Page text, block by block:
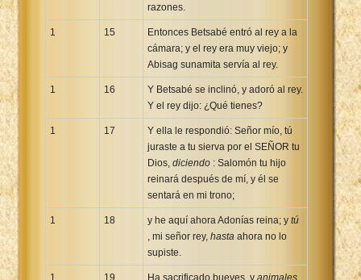
razones.
1 15
Entonces Betsabé entró al rey a la
cámara; y el rey era muy viejo; y
Abisag sunamita servía al rey.
1 16
Y Betsabé se inclinó, y adoró al rey.
Y el rey dijo: ¿Qué tienes?
1 17
Y ella le respondió: Señor mío, tú
juraste a tu sierva por el SEÑOR tu
Dios, diciendo : Salomón tu hijo
reinará después de mí, y él se
sentará en mi trono;
1 18 y he aquí ahora Adonías reina; y tú
, mi señor rey, hasta ahora no lo
supiste.
1 19 Ha sacrificado bueyes, y animales